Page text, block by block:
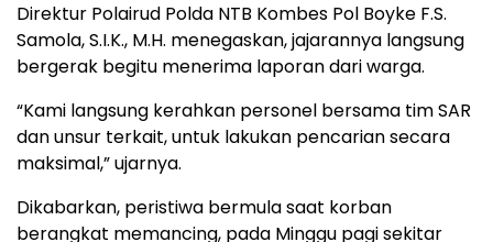
Direktur Polairud Polda NTB Kombes Pol Boyke F.S.
Samola, S.I.K., M.H. menegaskan, jajarannya langsung
bergerak begitu menerima laporan dari warga.
“Kami langsung kerahkan personel bersama tim SAR
dan unsur terkait, untuk lakukan pencarian secara
maksimal,” ujarnya.
Dikabarkan, peristiwa bermula saat korban
berangkat memancing, pada Minggu pagi sekitar